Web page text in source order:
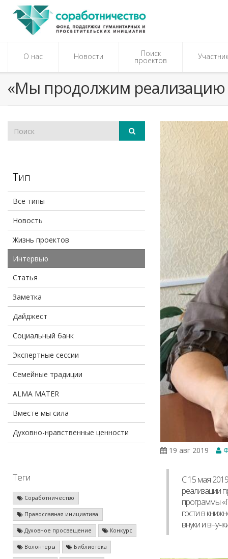
О нас Новости Поиск
проектов
«Мы продолжим реализацию
Тип
Все типы
Новость
Жизнь проектов
Интервью
Статья
Заметка
Дайджест
Социальный банк
Экспертные сессии
Семейные традиции
ALMA MATER
Вместе мы сила
Духовно-нравственные ценности
Теги
Соработничество
Православная инициатива
Духовное просвещение Конкурс
Волонтеры Библиотека
19 авг 2019
С 15 мая
реализации
программы
гости в
внуки и